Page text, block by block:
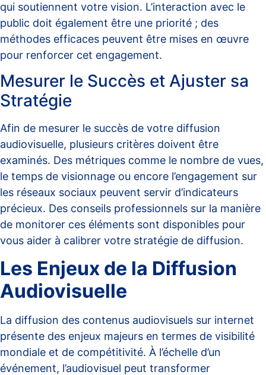
qui soutiennent votre vision. L’interaction avec le
public doit également être une priorité ; des
méthodes efficaces peuvent être mises en œuvre
pour renforcer cet engagement.
Mesurer le Succès et Ajuster sa
Stratégie
Afin de mesurer le succès de votre diffusion
audiovisuelle, plusieurs critères doivent être
examinés. Des métriques comme le nombre de vues,
le temps de visionnage ou encore l’engagement sur
les réseaux sociaux peuvent servir d’indicateurs
précieux. Des conseils professionnels sur la manière
de monitorer ces éléments sont disponibles pour
vous aider à calibrer votre stratégie de diffusion.
Les Enjeux de la Diffusion
Audiovisuelle
La diffusion des contenus audiovisuels sur internet
présente des enjeux majeurs en termes de visibilité
mondiale et de compétitivité. À l’échelle d’un
événement, l’audiovisuel peut transformer